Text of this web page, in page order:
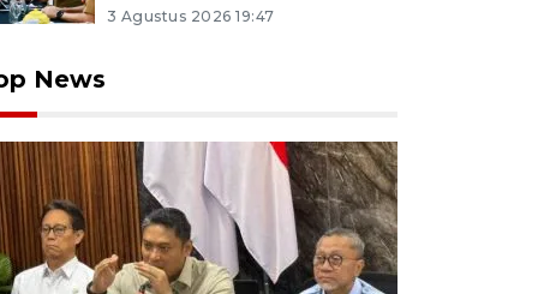
3 Agustus 2026 19:47
News